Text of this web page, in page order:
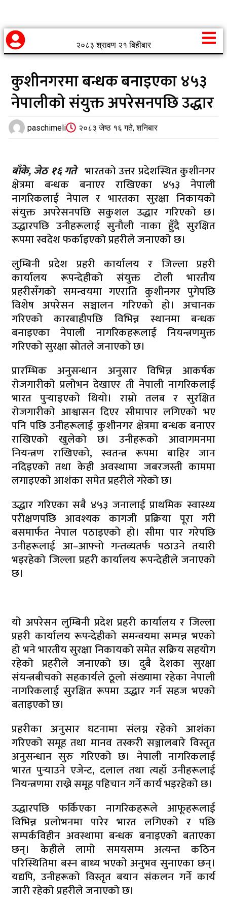
२०८३ श्रावण २१ बिहीबार
कुशीनगरमा बन्धक बनाइएका ४५३
नेपालीको संयुक्त अपरेसनपछि उद्धार
paschimeli २०८३ जेष्ठ १६ गते, शनिबार
बाँके, जेठ १६ गते भारतको उत्तर प्रदेशस्थित कुशीनगर
क्षेत्रमा बन्धक बनाएर राखिएका ४५३ नेपाली
नागरिकलाई नेपाल र भारतका सुरक्षा निकायको
संयुक्त अपरेसनपछि सकुशल उद्धार गरिएको छ।
उद्धारपछि उनीहरूलाई सुनौली नाका हुँदै सुरक्षित
रूपमा स्वदेश फर्काइएको प्रहरीले जनाएको छ।
लुम्बिनी प्रदेश प्रहरी कार्यालय र जिल्ला प्रहरी
कार्यालय रूपन्देहीको संयुक्त टोली भारतीय
प्रहरीसँगको समन्वयमा गएराति कुशीनगर पुगेपछि
विशेष अपरेसन सञ्चालन गरिएको हो। अचानक
गरिएको कारबाहीपछि विभिन्न स्थानमा बन्धक
बनाइएका नेपाली नागरिकहरूलाई नियन्त्रणमुक्त
गरिएको सुरक्षा स्रोतले जनाएको छ।
प्रारम्भिक अनुसन्धान अनुसार विभिन्न आकर्षक
रोजगारीको प्रलोभन देखाएर ती नेपाली नागरिकलाई
भारत पुर्‍याइएको थियो। राम्रो तलब र सुरक्षित
रोजगारीको आश्वासन दिएर सीमापार लगिएको भए
पनि पछि उनीहरूलाई कुशीनगर क्षेत्रमा बन्धक बनाएर
राखिएको खुलेको छ। उनीहरूको आवागमनमा
नियन्त्रण राखिएको, स्वतन्त्र रूपमा बाहिर जान
नदिइएको तथा केही अवस्थामा जबरजस्ती काममा
लगाइएको आशंका समेत प्रहरीले गरेको छ।
उद्धार गरिएका सबै ४५३ जनालाई प्राथमिक स्वास्थ्य
परीक्षणपछि आवश्यक कागजी प्रक्रिया पूरा गरी
बसमार्फत नेपाल पठाइएको हो। सीमा पार गरेपछि
उनीहरूलाई आ–आफ्नो गन्तव्यतर्फ पठाउने तयारी
भइरहेको जिल्ला प्रहरी कार्यालय रूपन्देहीले जनाएको
छ।
यो अपरेसन लुम्बिनी प्रदेश प्रहरी कार्यालय र जिल्ला
प्रहरी कार्यालय रूपन्देहीको समन्वयमा सम्पन्न भएको
हो भने भारतीय सुरक्षा निकायको समेत सक्रिय सहयोग
रहेको प्रहरीले जनाएको छ। दुबै देशका सुरक्षा
संयन्त्रबीचको सहकार्यले ठूलो संख्यामा रहेका नेपाली
नागरिकलाई सुरक्षित रूपमा उद्धार गर्न सहज भएको
बताइएको छ।
प्रहरीका अनुसार घटनामा संलग्न रहेको आशंका
गरिएको समूह तथा मानव तस्करी सञ्जालबारे विस्तृत
अनुसन्धान सुरु गरिएको छ। नेपाली नागरिकलाई
भारत पुर्‍याउने एजेन्ट, दलाल तथा त्यहाँ उनीहरूलाई
नियन्त्रणमा राख्ने समूह पहिचान गर्ने कार्य भइरहेको छ।
उद्धारपछि फर्किएका नागरिकहरूले आफूहरूलाई
विभिन्न प्रलोभनमा पारेर भारत लगिएको र पछि
सम्पर्कविहीन अवस्थामा बन्धक बनाइएको बताएका
छन्। केहीले लामो समयसम्म अत्यन्त कठिन
परिस्थितिमा बस्न बाध्य भएको अनुभव सुनाएका छन्।
यद्यपि, उनीहरूको विस्तृत बयान संकलन गर्ने कार्य
जारी रहेको प्रहरीले जनाएको छ।